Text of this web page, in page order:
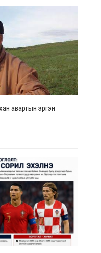
аваргын эргэн